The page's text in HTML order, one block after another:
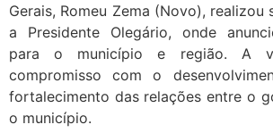
Gerais, Romeu Zema (Novo), realizou
a Presidente Olegário, onde
para o município e região. A
compromisso com o
fortalecimento das relações entre o
o município.